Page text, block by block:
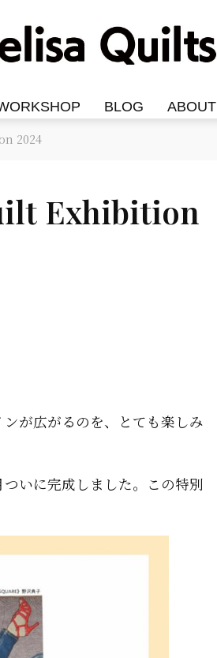
BLOG ABOUT
2024
Exhibition
が広がるのを、とても楽しみ
いに完成しました。この特別